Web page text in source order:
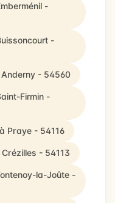
-
-
- 54560
Firmin -
Praye - 54116
- 54113
la-Joûte -